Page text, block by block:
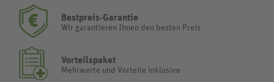
Bestpreis-Garantie
Wir garantieren Ihnen den besten Preis
Vorteilspaket
Mehrwerte und Vorteile inklusive